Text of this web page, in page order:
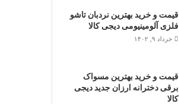
قیمت و خرید بهترین نردبان تاشو
فلزی آلومینیومی دیجی کالا
خرداد ۹, ۱۴۰۲
قیمت و خرید بهترین مسواک
برقی دخترانه ارزان جدید دیجی
کالا